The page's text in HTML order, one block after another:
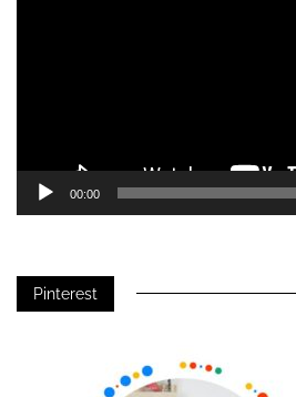
00:00
Pinterest